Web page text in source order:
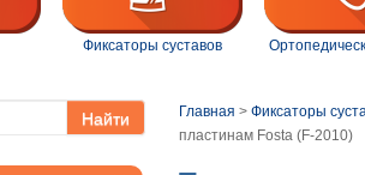
Фиксаторы суставов
Найти Главная >Фиксаторы
пластинам Fosta (F-2010)